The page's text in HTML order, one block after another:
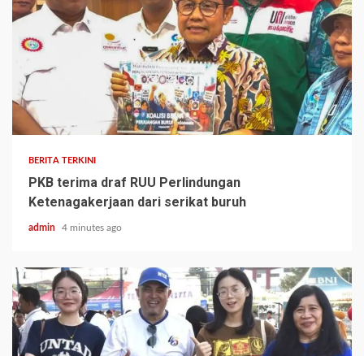
BERITA TERKINI
PKB terima draf RUU Perlindungan
Ketenagakerjaan dari serikat buruh
admin 4 minutes ago